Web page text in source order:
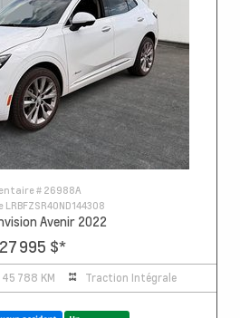
# 26988A
LRBFZSR40ND144308
Avenir 2022
27 995 $*
45 788 KM Traction Intégrale